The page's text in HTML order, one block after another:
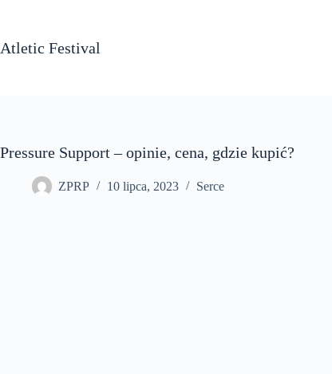
Atletic Festival
Pressure Support – opinie, cena, gdzie kupić?
ZPRP 10 lipca, 2023 Serce